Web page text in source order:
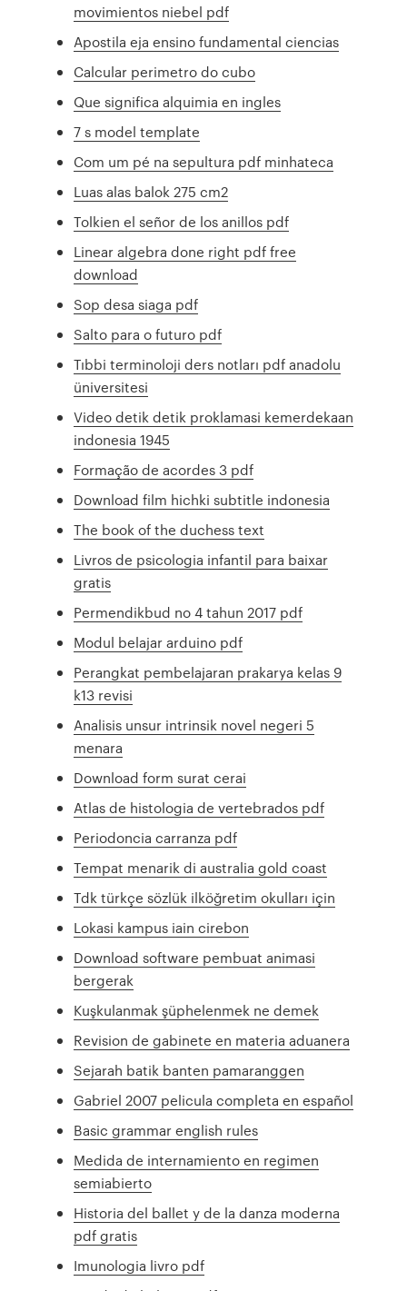
movimientos niebel pdf
Apostila eja ensino fundamental ciencias
Calcular perimetro do cubo
Que significa alquimia en ingles
7 s model template
Com um pé na sepultura pdf minhateca
Luas alas balok 275 cm2
Tolkien el señor de los anillos pdf
Linear algebra done right pdf free
download
Sop desa siaga pdf
Salto para o futuro pdf
Tıbbi terminoloji ders notları pdf anadolu
üniversitesi
Video detik detik proklamasi kemerdekaan
indonesia 1945
Formação de acordes 3 pdf
Download film hichki subtitle indonesia
The book of the duchess text
Livros de psicologia infantil para baixar
gratis
Permendikbud no 4 tahun 2017 pdf
Modul belajar arduino pdf
Perangkat pembelajaran prakarya kelas 9
k13 revisi
Analisis unsur intrinsik novel negeri 5
menara
Download form surat cerai
Atlas de histologia de vertebrados pdf
Periodoncia carranza pdf
Tempat menarik di australia gold coast
Tdk türkçe sözlük ilköğretim okulları için
Lokasi kampus iain cirebon
Download software pembuat animasi
bergerak
Kuşkulanmak şüphelenmek ne demek
Revision de gabinete en materia aduanera
Sejarah batik banten pamaranggen
Gabriel 2007 pelicula completa en español
Basic grammar english rules
Medida de internamiento en regimen
semiabierto
Historia del ballet y de la danza moderna
pdf gratis
Imunologia livro pdf